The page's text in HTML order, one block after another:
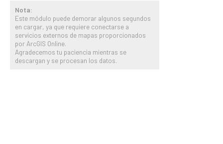
Nota:
Este módulo puede demorar algunos segundos
en cargar, ya que requiere conectarse a
servicios externos de mapas proporcionados
por ArcGIS Online.
Agradecemos tu paciencia mientras se
descargan y se procesan los datos.